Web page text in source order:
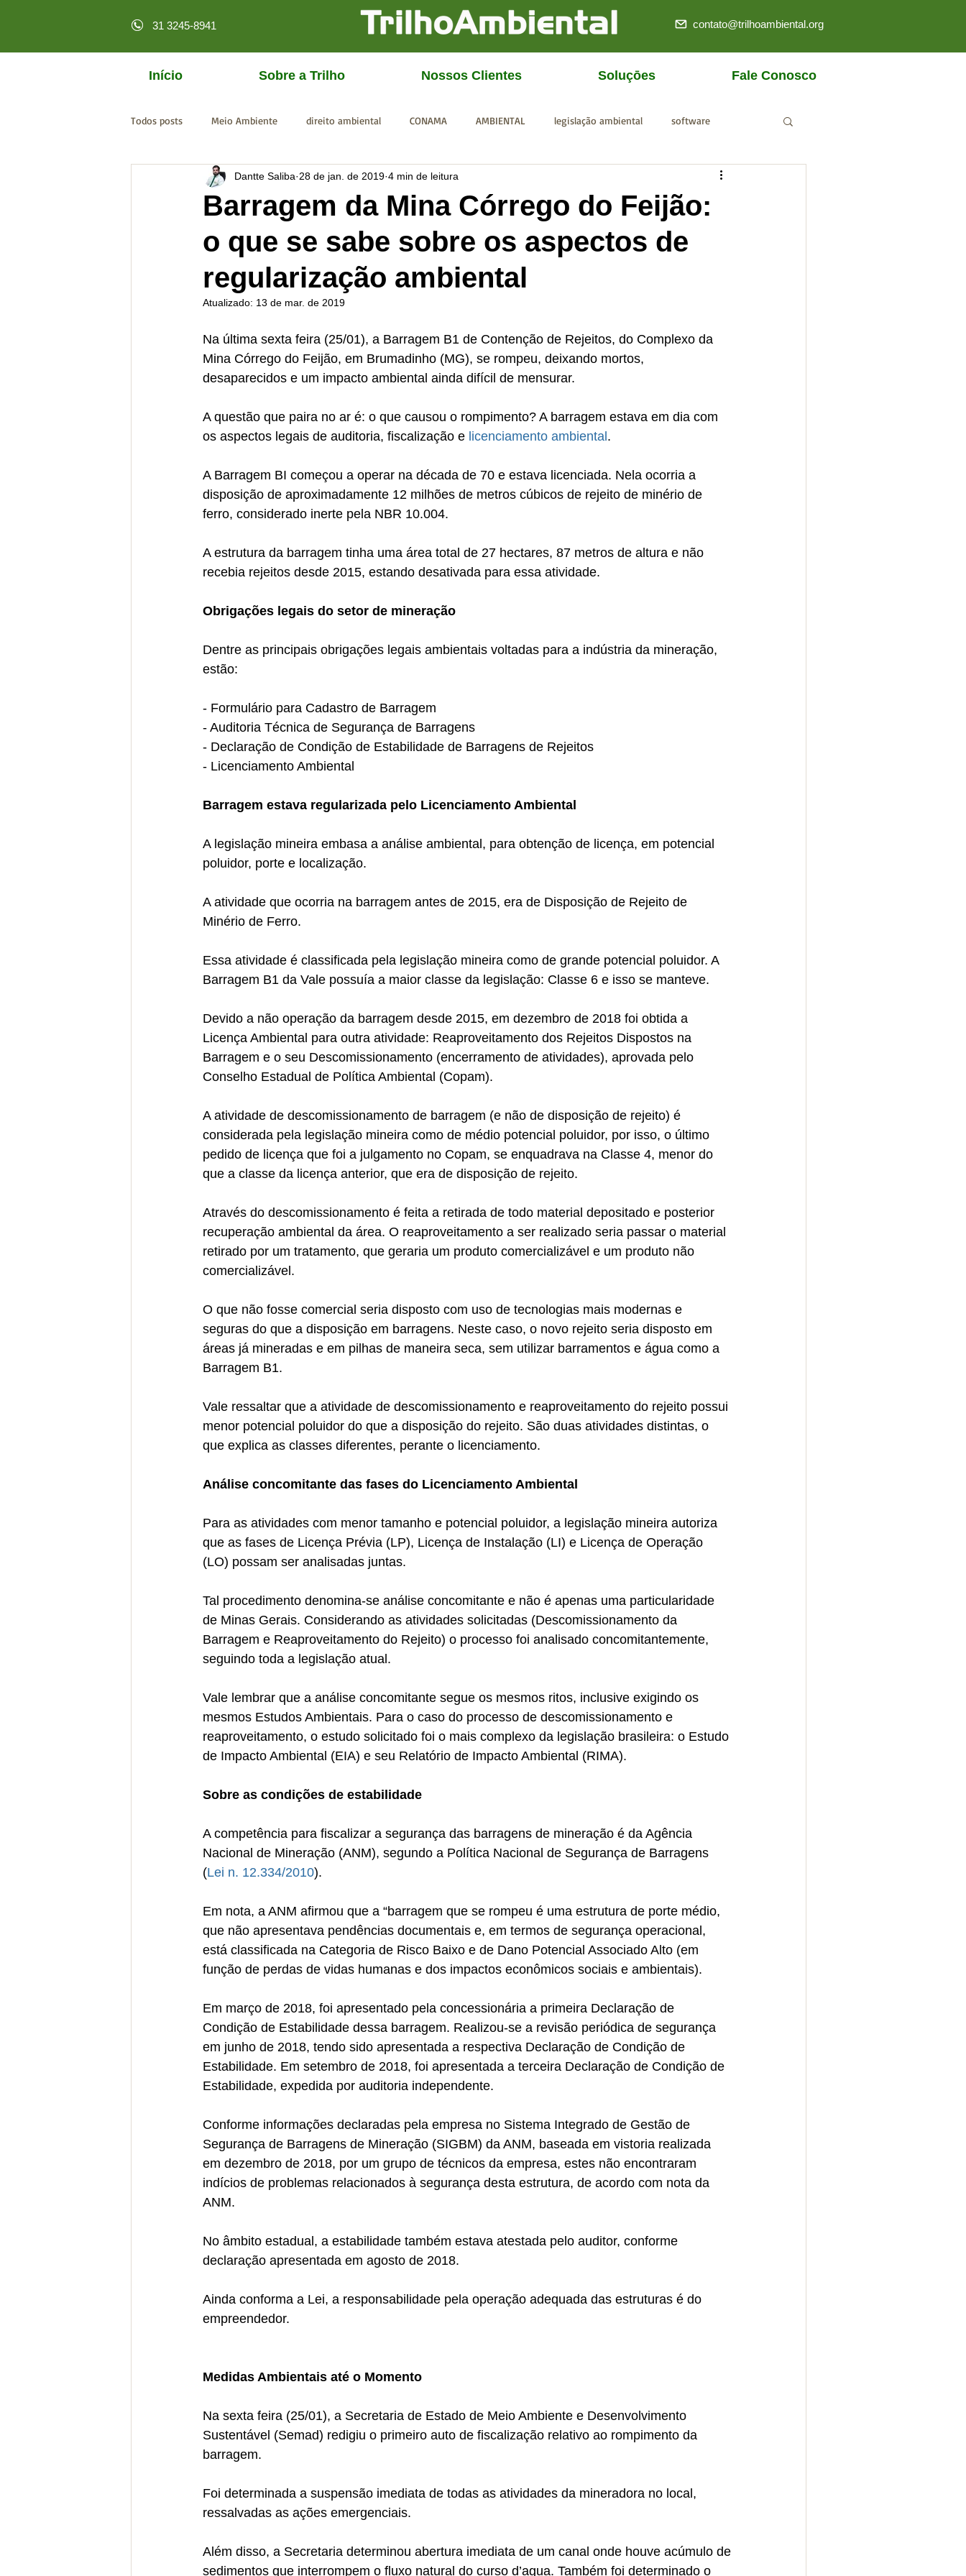
31 3245-8941 contato@trilhoambiental.org
Início Sobre a Trilho Nossos Clientes Soluçōes Fale Conosco
Todos posts Meio Ambiente direito ambiental CONAMA AMBIENTAL legislação ambiental software
licenciamento online MPF CGU IBAMA SISEMA
Barragem da Mina Córrego do Feijão:
o que se sabe sobre os aspectos de
regularização ambiental
Dantte Saliba 28 de jan. de 2019 4 min de leitura
Atualizado: 13 de mar. de 2019
Na última sexta feira (25/01), a Barragem B1 de Contenção de Rejeitos, do Complexo da
Mina Córrego do Feijão, em Brumadinho (MG), se rompeu, deixando mortos,
desaparecidos e um impacto ambiental ainda difícil de mensurar.
A questão que paira no ar é: o que causou o rompimento? A barragem estava em dia com
os aspectos legais de auditoria, fiscalização e licenciamento ambiental .
A Barragem BI começou a operar na década de 70 e estava licenciada. Nela ocorria a
disposição de aproximadamente 12 milhões de metros cúbicos de rejeito de minério de
ferro, considerado inerte pela NBR 10.004.
A estrutura da barragem tinha uma área total de 27 hectares, 87 metros de altura e não
recebia rejeitos desde 2015, estando desativada para essa atividade.
Obrigações legais do setor de mineração
Dentre as principais obrigações legais ambientais voltadas para a indústria da mineração,
estão:
- Formulário para Cadastro de Barragem
- Auditoria Técnica de Segurança de Barragens
- Declaração de Condição de Estabilidade de Barragens de Rejeitos
- Licenciamento Ambiental
Barragem estava regularizada pelo Licenciamento Ambiental
A legislação mineira embasa a análise ambiental, para obtenção de licença, em potencial
poluidor, porte e localização.
A atividade que ocorria na barragem antes de 2015, era de Disposição de Rejeito de
Minério de Ferro.
Essa atividade é classificada pela legislação mineira como de grande potencial poluidor. A
Barragem B1 da Vale possuía a maior classe da legislação: Classe 6 e isso se manteve.
Devido a não operação da barragem desde 2015, em dezembro de 2018 foi obtida a
Licença Ambiental para outra atividade: Reaproveitamento dos Rejeitos Dispostos na
Barragem e o seu Descomissionamento (encerramento de atividades), aprovada pelo
Conselho Estadual de Política Ambiental (Copam).
A atividade de descomissionamento de barragem (e não de disposição de rejeito) é
considerada pela legislação mineira como de médio potencial poluidor, por isso, o último
pedido de licença que foi a julgamento no Copam, se enquadrava na Classe 4, menor do
que a classe da licença anterior, que era de disposição de rejeito.
Através do descomissionamento é feita a retirada de todo material depositado e posterior
recuperação ambiental da área. O reaproveitamento a ser realizado seria passar o material
retirado por um tratamento, que geraria um produto comercializável e um produto não
comercializável.
O que não fosse comercial seria disposto com uso de tecnologias mais modernas e
seguras do que a disposição em barragens. Neste caso, o novo rejeito seria disposto em
áreas já mineradas e em pilhas de maneira seca, sem utilizar barramentos e água como a
Barragem B1.
Vale ressaltar que a atividade de descomissionamento e reaproveitamento do rejeito possui
menor potencial poluidor do que a disposição do rejeito. São duas atividades distintas, o
que explica as classes diferentes, perante o licenciamento.
Análise concomitante das fases do Licenciamento Ambiental
Para as atividades com menor tamanho e potencial poluidor, a legislação mineira autoriza
que as fases de Licença Prévia (LP), Licença de Instalação (LI) e Licença de Operação
(LO) possam ser analisadas juntas.
Tal procedimento denomina-se análise concomitante e não é apenas uma particularidade
de Minas Gerais. Considerando as atividades solicitadas (Descomissionamento da
Barragem e Reaproveitamento do Rejeito) o processo foi analisado concomitantemente,
seguindo toda a legislação atual.
Vale lembrar que a análise concomitante segue os mesmos ritos, inclusive exigindo os
mesmos Estudos Ambientais. Para o caso do processo de descomissionamento e
reaproveitamento, o estudo solicitado foi o mais complexo da legislação brasileira: o Estudo
de Impacto Ambiental (EIA) e seu Relatório de Impacto Ambiental (RIMA).
Sobre as condições de estabilidade
A competência para fiscalizar a segurança das barragens de mineração é da Agência
Nacional de Mineração (ANM), segundo a Política Nacional de Segurança de Barragens
(Lei n. 12.334/2010).
Em nota, a ANM afirmou que a “barragem que se rompeu é uma estrutura de porte médio,
que não apresentava pendências documentais e, em termos de segurança operacional,
está classificada na Categoria de Risco Baixo e de Dano Potencial Associado Alto (em
função de perdas de vidas humanas e dos impactos econômicos sociais e ambientais).
Em março de 2018, foi apresentado pela concessionária a primeira Declaração de
Condição de Estabilidade dessa barragem. Realizou-se a revisão periódica de segurança
em junho de 2018, tendo sido apresentada a respectiva Declaração de Condição de
Estabilidade. Em setembro de 2018, foi apresentada a terceira Declaração de Condição de
Estabilidade, expedida por auditoria independente.
Conforme informações declaradas pela empresa no Sistema Integrado de Gestão de
Segurança de Barragens de Mineração (SIGBM) da ANM, baseada em vistoria realizada
em dezembro de 2018, por um grupo de técnicos da empresa, estes não encontraram
indícios de problemas relacionados à segurança desta estrutura, de acordo com nota da
ANM.
No âmbito estadual, a estabilidade também estava atestada pelo auditor, conforme
declaração apresentada em agosto de 2018.
Ainda conforma a Lei, a responsabilidade pela operação adequada das estruturas é do
empreendedor.
Medidas Ambientais até o Momento
Na sexta feira (25/01), a Secretaria de Estado de Meio Ambiente e Desenvolvimento
Sustentável (Semad) redigiu o primeiro auto de fiscalização relativo ao rompimento da
barragem.
Foi determinada a suspensão imediata de todas as atividades da mineradora no local,
ressalvadas as ações emergenciais.
Além disso, a Secretaria determinou abertura imediata de um canal onde houve acúmulo de
sedimentos que interrompem o fluxo natural do curso d’agua. Também foi determinado o